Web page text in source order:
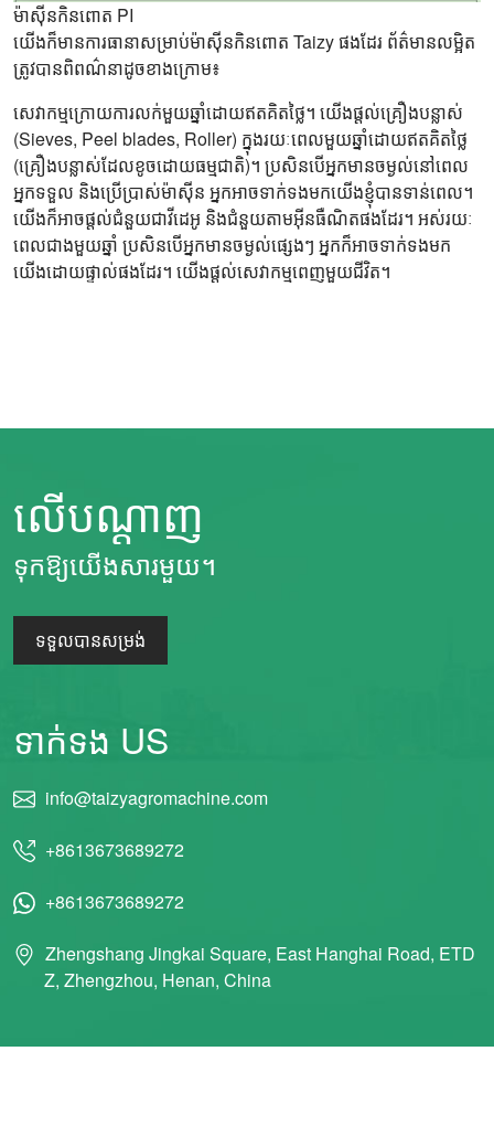
ម៉ាស៊ីនកិនពោត PI
យើងក៏មានការធានាសម្រាប់ម៉ាស៊ីនកិនពោត Taizy ផងដែរ ព័ត៌មានលម្អិត
ត្រូវបានពិពណ៌នាដូចខាងក្រោម៖
សេវាកម្មក្រោយការលក់មួយឆ្នាំដោយឥតគិតថ្លៃ។ យើងផ្តល់គ្រឿងបន្លាស់
(Sieves, Peel blades, Roller) ក្នុងរយៈពេលមួយឆ្នាំដោយឥតគិតថ្លៃ
(គ្រឿងបន្លាស់ដែលខូចដោយធម្មជាតិ)។ ប្រសិនបើអ្នកមានចម្ងល់នៅពេល
អ្នកទទួល និងប្រើប្រាស់ម៉ាស៊ីន អ្នកអាចទាក់ទងមកយើងខ្ញុំបានទាន់ពេល។
យើងក៏អាចផ្តល់ជំនួយជាវីដេអូ និងជំនួយតាមអ៊ីនធឺណិតផងដែរ។ អស់រយៈ
ពេលជាងមួយឆ្នាំ ប្រសិនបើអ្នកមានចម្ងល់ផ្សេងៗ អ្នកក៏អាចទាក់ទងមក
យើងដោយផ្ទាល់ផងដែរ។ យើងផ្តល់សេវាកម្មពេញមួយជីវិត។
លើបណ្តាញ
ទុកឱ្យយើងសារមួយ។
ទទួលបានសម្រង់
ទាក់ទង US
info@taizyagromachine.com
+8613673689272
+8613673689272
Zhengshang Jingkai Square, East Hanghai Road, ETD
Z, Zhengzhou, Henan, China